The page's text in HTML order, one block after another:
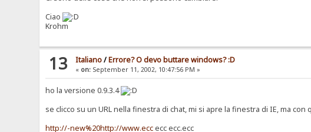
Ciao
Krohm
13 Italiano/Errore? O devo buttare windows? :D
« on: September 11, 2002, 10:47:56 PM »
ho la versione 0.9.3.4
se clicco su un URL nella finestra di chat, mi si apre la finestra di IE, ma
http://-new%20http://www.eccecc ecc.ecc